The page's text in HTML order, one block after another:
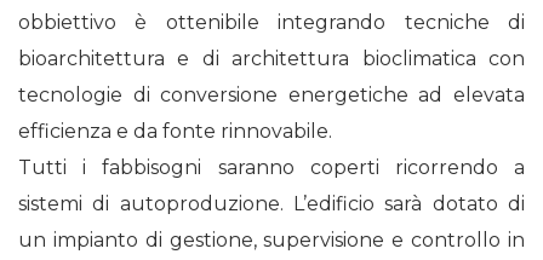
obbiettivo è ottenibile integrando tecniche di
bioarchitettura e di architettura bioclimatica con
tecnologie di conversione energetiche ad elevata
efficienza e da fonte rinnovabile.
Tutti i fabbisogni saranno coperti ricorrendo a
sistemi di autoproduzione. L’edificio sarà dotato di
un impianto di gestione, supervisione e controllo in